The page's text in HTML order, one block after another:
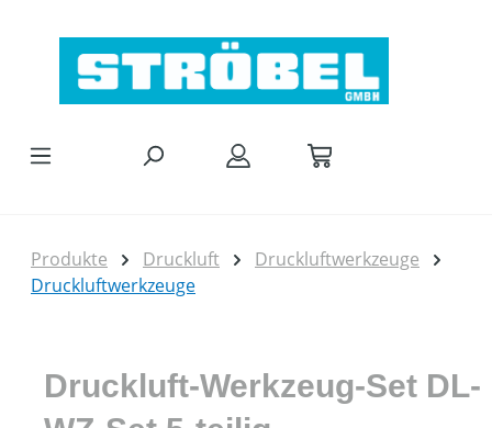
Produkte Druckluft
Druckluftwerkzeuge
Druckluftwerkzeuge
Druckluft-Werkzeug-Set DL-